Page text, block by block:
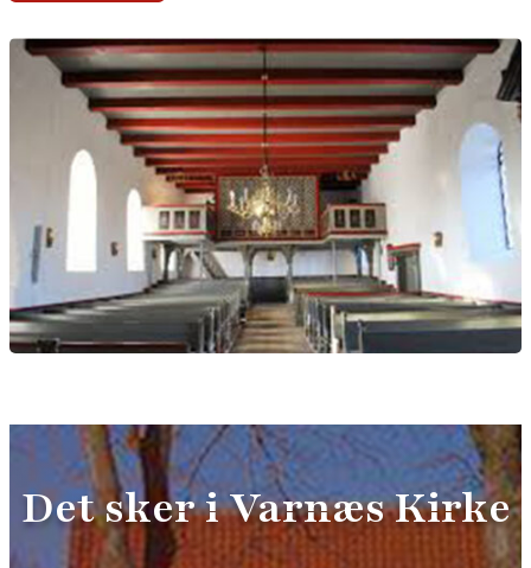
Det sker i Varnæs Kirke